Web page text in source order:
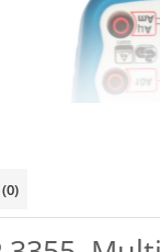
(0)